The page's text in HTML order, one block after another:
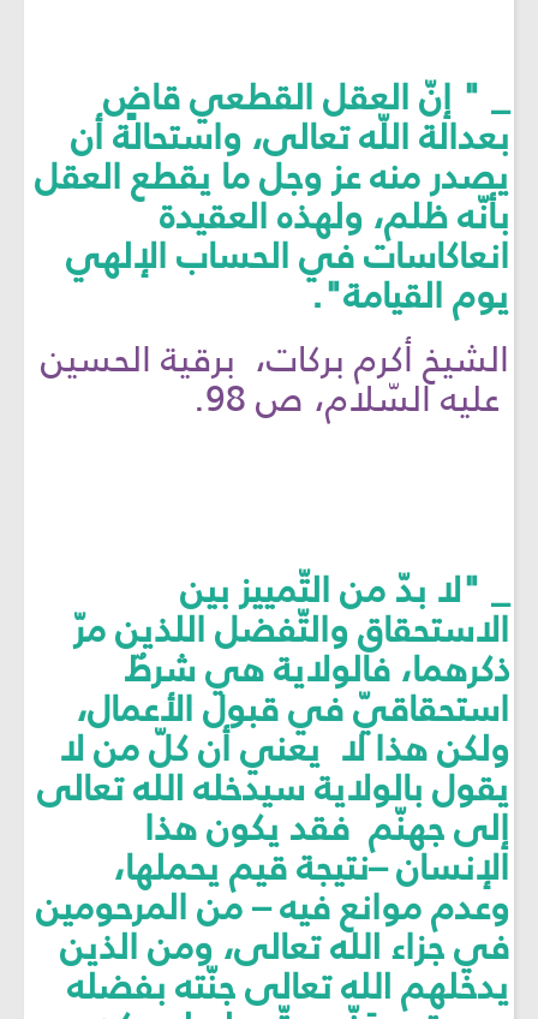
_ " إنّ العقل القطعي قاضٍ
بعدالة اللّه تعالى، واستحالة أن
يصدر منه عز وجل ما يقطع العقل
بأنّه ظلم، ولهذه العقيدة
انعاكاسات في الحساب الإلهي
يوم القيامة".
الشيخ أكرم بركات، برقية الحسين
عليه السّلام، ص 98.
_ "لا بدّ من التّمييز بين
الاستحقاق والتّفضل اللذين مرّ
ذكرهما، فالولاية هي شرطٌ
استحقاقيّ في قبول الأعمال،
ولكن هذا لا يعني أن كلّ من لا
يقول بالولاية سيدخله ﷲ تعالى
إلى جهنّم فقد يكون هذا
الإنسان –نتيجة قيم يحملها،
وعدم موانع فيه – من المرحومين
في جزاء ﷲ تعالى، ومن الذين
يدخلهم ﷲ تعالى جنّته بفضله